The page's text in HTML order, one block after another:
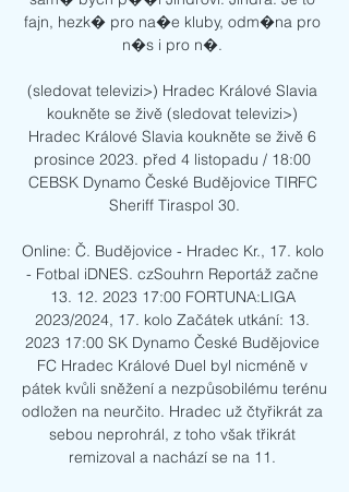
fajn, hezk� pro na�e kluby, odm�na pro
n�s i pro n�.
(sledovat televizi>) Hradec Králové Slavia
koukněte se živě (sledovat televizi>)
Hradec Králové Slavia koukněte se živě 6
prosince 2023. před 4 listopadu / 18:00
CEBSK Dynamo České Budějovice TIRFC
Sheriff Tiraspol 30.
Online: Č. Budějovice - Hradec Kr., 17. kolo
- Fotbal iDNES. czSouhrn Reportáž začne
13. 12. 2023 17:00 FORTUNA:LIGA
2023/2024, 17. kolo Začátek utkání: 13.
2023 17:00 SK Dynamo České Budějovice
FC Hradec Králové Duel byl nicméně v
pátek kvůli sněžení a nezpůsobilému terénu
odložen na neurčito. Hradec už čtyřikrát za
sebou neprohrál, z toho však třikrát
remizoval a nachází se na 11.